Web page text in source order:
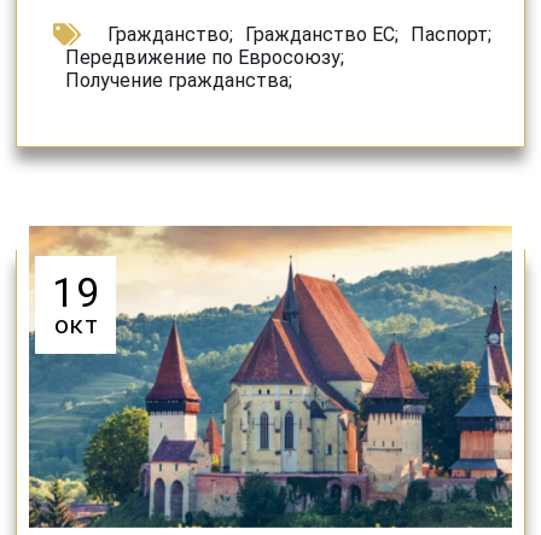
Гражданство; Гражданство ЕС; Паспорт;
Передвижение по Евросоюзу;
Получение гражданства;
19
окт